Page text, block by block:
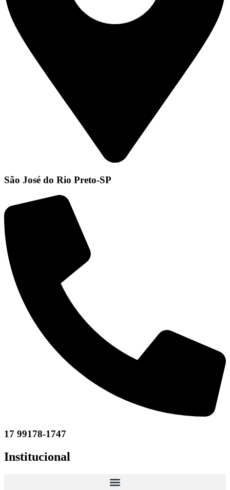
São José do Rio Preto-SP
17 99178-1747
Institucional